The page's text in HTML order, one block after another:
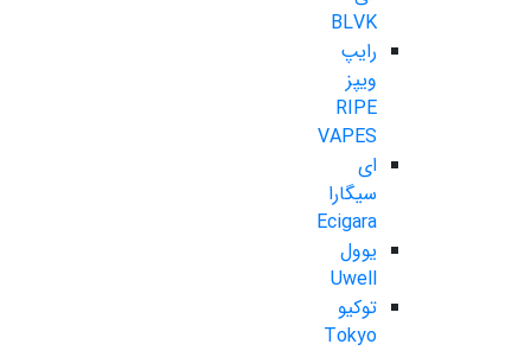
BLVK
رایپ
ویپز
RIPE
VAPES
ای
سیگارا
Ecigara
یوول
Uwell
توکیو
Tokyo